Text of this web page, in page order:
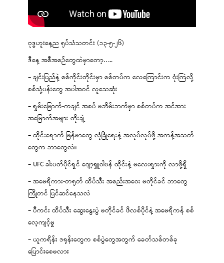
ဗုဒ္ဓဟူးနေ့ည ရုပ်သံသတင်း (၁၃-၅-၂၆)
ဒီနေ့ အစီအစဉ်တွေထဲမှာတော့…..
– ချင်းပြည်နဲ့ စစ်ကိုင်းတိုင်းမှာ စစ်တပ်က လေကြောင်းက ဗုံးကြဲလို့
စစ်သုံ့ပန်းတွေ အပါအဝင် လူသေဆုံး
– ရှမ်းမြောက်-ကချင် အစပ် မဘိမ်းဘက်မှာ စစ်တပ်က အင်အား
အမြောက်အများ တိုးချဲ့
– ထိုင်းရောက် မြန်မာတွေ လုံခြုံရေးနဲ့ အလုပ်လုပ်ဖို့ အကန့်အသတ်
တွေက ဘာတွေလဲ။
– UFC ခါးပတ်ပိုင်ရှင် ဂျော့ရှူဝါဗန် ထိုင်းနဲ့ မလေးရှားကို လာဖို့ရှိ
– အမေရိကား-တရုတ် ထိပ်သီး အစည်းအဝေး မတိုင်ခင် ဘာတွေ
ကြိုတင် ပြင်ဆင်နေသလဲ
– ပီကင်း ထိပ်သီး ဆွေးနွေးပွဲ မတိုင်ခင် ဖိလစ်ပိုင်နဲ့ အမေရိကန် စစ်
လေ့ကျင့်မှု
– ယူကရိန်း ဒရုန်းတွေက စစ်ပွဲတွေအတွက် ခေတ်သစ်တစ်ခု
ပြောင်းစေမလား